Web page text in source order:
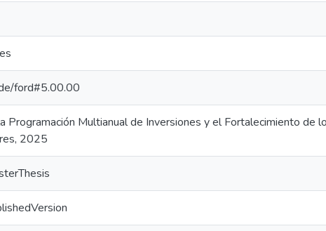
ford#5.00.00
Programación Multianual de Inversiones y el Fortalecimiento de
2025